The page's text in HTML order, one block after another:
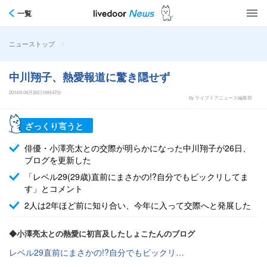
一覧
ニューストップ >
中川翔子、熱愛報道に驚き隠せず
2014年04月26日16時47分
by ライブドアニュース編集部
ざっくり言うと
俳優・小澤亮太との交際が明らかになった中川翔子が26日、
ブログを更新した
「レベル29(29歳)直前にまさかの!?自分でもビックリしてま
す」とコメント
2人は2年ほど前に知り合い、今年に入って交際へと発展した
◆小澤亮太との熱愛に初言及したしょこたんのブログ
レベル29直前にまさかの!?自分でもビックリ…